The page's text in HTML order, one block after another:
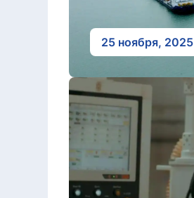
25 ноября, 2025